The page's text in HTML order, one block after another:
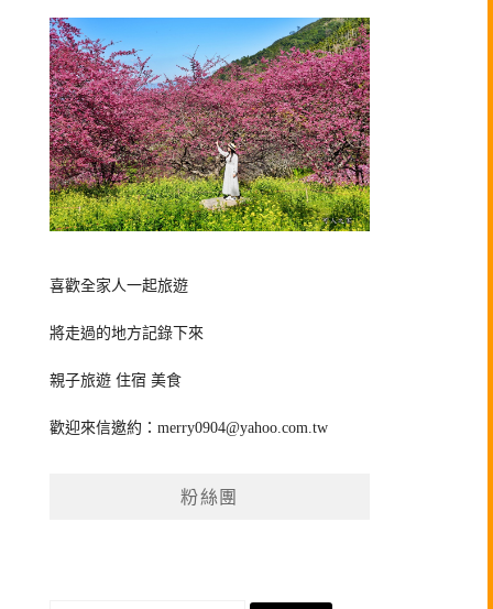
喜歡全家人一起旅遊
將走過的地方記錄下來
親子旅遊 住宿 美食
歡迎來信邀約：merry0904@yahoo.com.tw
粉絲團